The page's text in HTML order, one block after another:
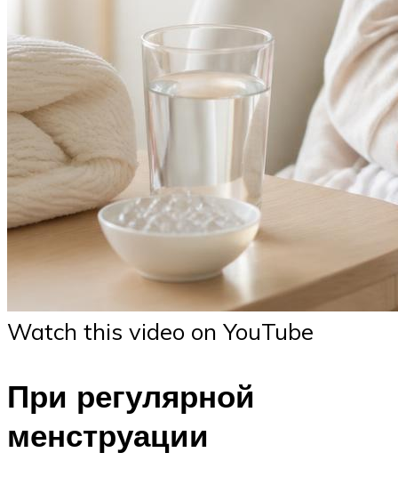
Watch this video on YouTube
При регулярной
менструации